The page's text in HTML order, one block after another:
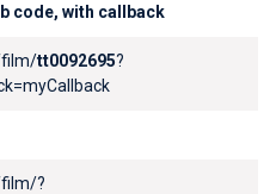
code, with callback
film/tt0092695?
?